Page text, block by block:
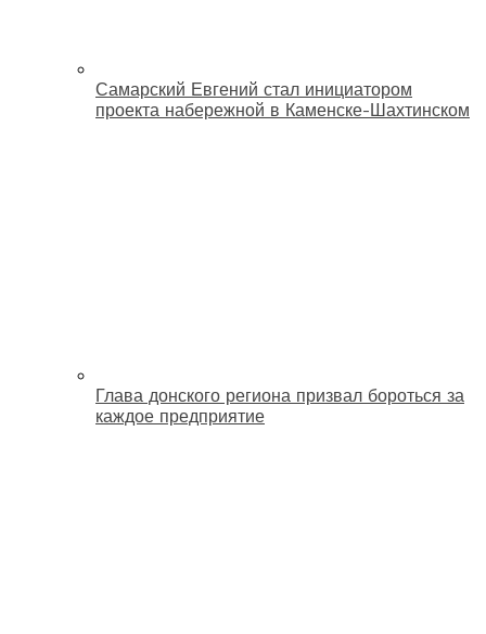
Самарский Евгений стал инициатором
проекта набережной в Каменске-Шахтинском
Глава донского региона призвал бороться за
каждое предприятие